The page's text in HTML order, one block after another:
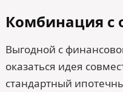
Комбинация с
Выгодной с
оказаться идея
стандартный